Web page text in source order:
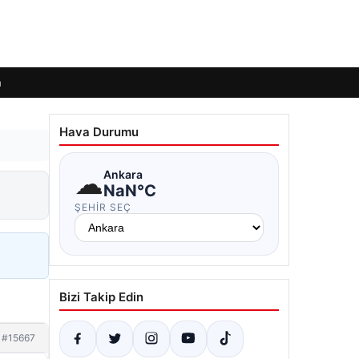
#15667
Hava Durumu
☁Ankara
NaN°C
ŞEHIR SEÇ
Bizi Takip Edin